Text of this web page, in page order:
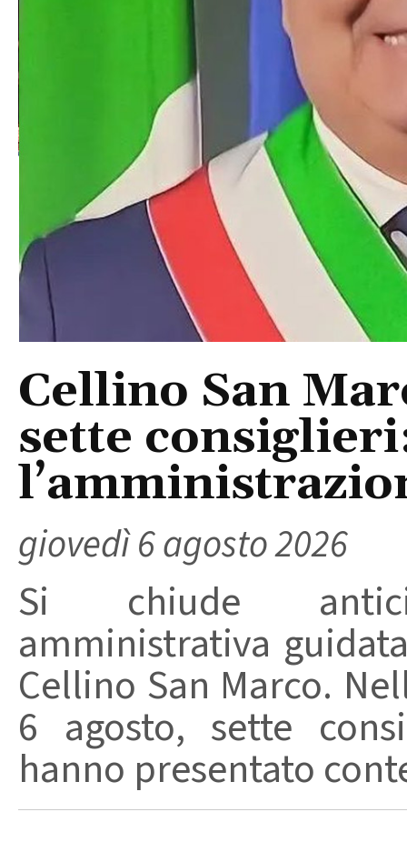
Cellino San
sette
giovedì 6 agosto 2026
Si chiude
amministrativa
Cellino San Marco.
6 agosto, sette
hanno presentato